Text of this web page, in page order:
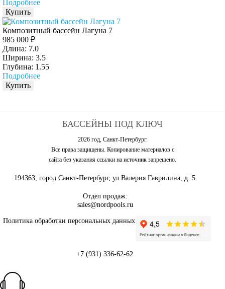
Подробнее
Купить
Композитный бассейн Лагуна 7
985 000 ₽
Длина: 7.0
Ширина: 3.5
Глубина: 1.55
Подробнее
Купить
БАССЕЙНЫ ПОД КЛЮЧ
2026 год, Санкт-Петербург.
Все права защищены. Копирование материалов с
сайта без указания ссылки на источник запрещено.
194363, город Санкт-Петербург, ул Валерия Гаврилина, д. 5
Отдел продаж:
sales@nordpools.ru
Политика обработки персональных данных
+7 (931) 336-62-62